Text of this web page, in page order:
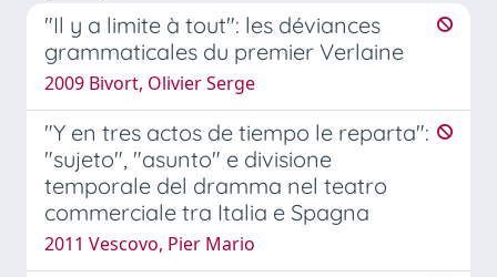
"Il y a limite à tout": les déviances
grammaticales du premier Verlaine
2009 Bivort, Olivier Serge
"Y en tres actos de tiempo le reparta":
"sujeto", "asunto" e divisione
temporale del dramma nel teatro
commerciale tra Italia e Spagna
2011 Vescovo, Pier Mario